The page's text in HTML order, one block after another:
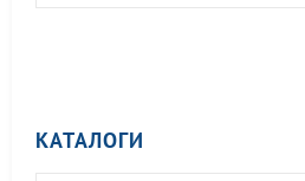
КАТАЛОГИ